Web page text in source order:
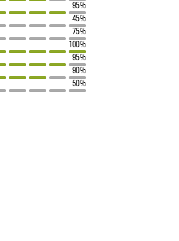
95%
45%
75%
100%
95%
90%
50%